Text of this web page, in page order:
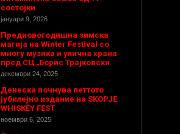
состојки
јануари 9, 2026
Предновогодишнa зимска
магија на Winter Festival со
многу музика и улична храна
пред СЦ „Борис Трајковски
декември 24, 2025
Денеска почнува петтото
јубилејно издание на SKOPJE
WHISKEY FEST
ноември 6, 2025